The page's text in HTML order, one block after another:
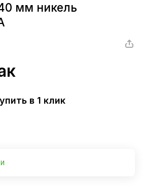
мм никель
в 1 клик